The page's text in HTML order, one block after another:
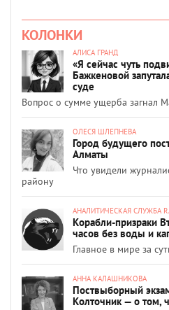
КОЛОНКИ
АЛИСА ГРАНД
«Я сейчас чуть
Бажкеновой
суде
Вопрос о сумме ущерба загнал
ОЛЕСЯ ШЛЕПНЕВА
Город будущего
Алматы
Что увидели
району
АНАЛИТИЧЕСКАЯ СЛУЖБА
Корабли-призраки
часов без воды и
Главное в мире за
АННА КАЛАШНИКОВА
Поствыборный
Колточник — о том,